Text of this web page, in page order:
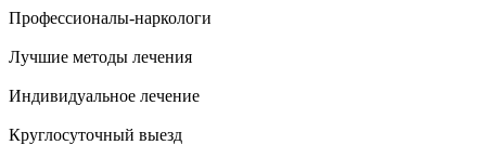
Профессионалы-наркологи
Лучшие методы лечения
Индивидуальное лечение
Круглосуточный выезд